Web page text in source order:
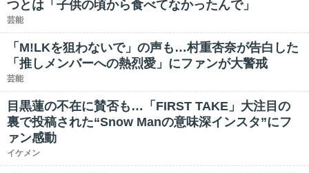
つとは「子供の頃から食べてなかったんで」
芸能
「M!LKを狙わないで」の声も…村重杏奈が告白した
「推しメンバーへの熱烈愛」にファンが大警戒
芸能
目黒蓮の不在に賛否も…「FIRST TAKE」大注目の
裏で投稿された“Snow Manの意味深インスタ”にフ
ァン感動
イケメン